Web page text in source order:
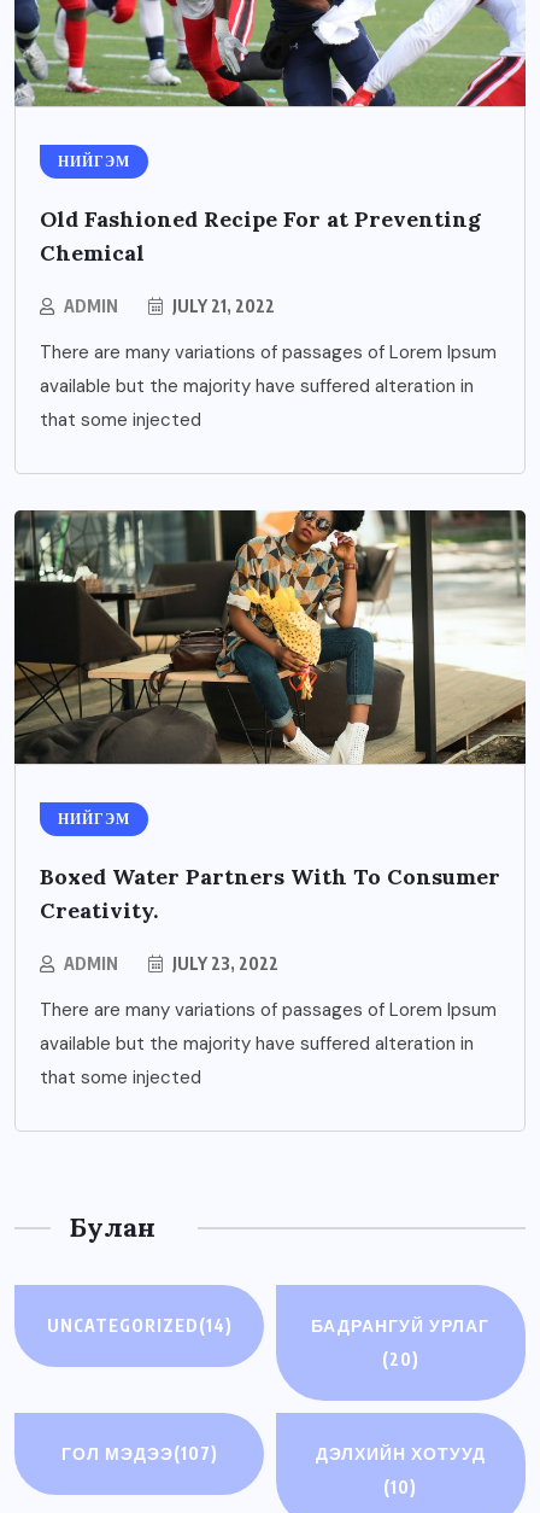
НИЙГЭМ
Old Fashioned Recipe For at Preventing
Chemical
ADMIN JULY 21, 2022
There are many variations of passages of Lorem Ipsum
available but the majority have suffered alteration in
that some injected
НИЙГЭМ
Boxed Water Partners With To Consumer
Creativity.
ADMIN JULY 23, 2022
There are many variations of passages of Lorem Ipsum
available but the majority have suffered alteration in
that some injected
Булан
UNCATEGORIZED(14)
БАДРАНГУЙ УРЛАГ
(20)
ГОЛ МЭДЭЭ(107)
ДЭЛХИЙН ХОТУУД
(10)